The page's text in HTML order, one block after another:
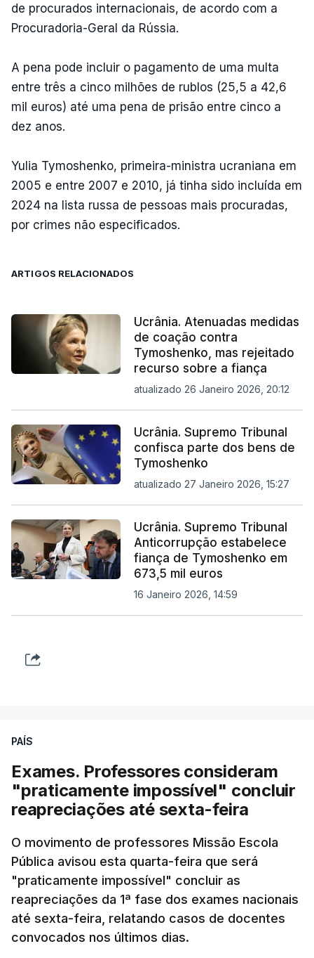
de procurados internacionais, de acordo com a
Procuradoria-Geral da Rússia.
A pena pode incluir o pagamento de uma multa
entre três a cinco milhões de rublos (25,5 a 42,6
mil euros) até uma pena de prisão entre cinco a
dez anos.
Yulia Tymoshenko, primeira-ministra ucraniana em
2005 e entre 2007 e 2010, já tinha sido incluída em
2024 na lista russa de pessoas mais procuradas,
por crimes não especificados.
ARTIGOS RELACIONADOS
Ucrânia. Atenuadas medidas
de coação contra
Tymoshenko, mas rejeitado
recurso sobre a fiança
atualizado 26 Janeiro 2026, 20:12
Ucrânia. Supremo Tribunal
confisca parte dos bens de
Tymoshenko
atualizado 27 Janeiro 2026, 15:27
Ucrânia. Supremo Tribunal
Anticorrupção estabelece
fiança de Tymoshenko em
673,5 mil euros
16 Janeiro 2026, 14:59
PAÍS
Exames. Professores consideram
"praticamente impossível" concluir
reapreciações até sexta-feira
O movimento de professores Missão Escola
Pública avisou esta quarta-feira que será
"praticamente impossível" concluir as
reapreciações da 1ª fase dos exames nacionais
até sexta-feira, relatando casos de docentes
convocados nos últimos dias.